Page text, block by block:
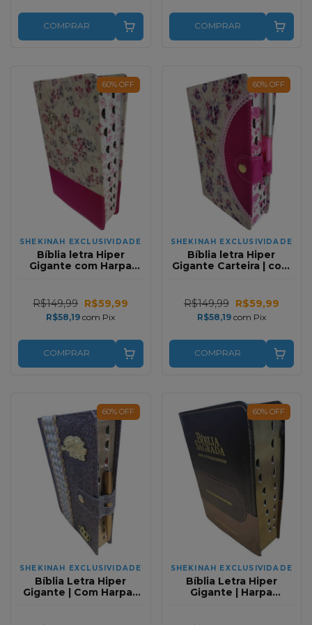
COMPRAR COMPRAR
60% OFF
SHEKINAH EXCLUSIVIDADE
Bíblia letra Hiper
Gigante com Harpa
R$149,99 R$59,99
R$58,19com Pix
COMPRAR
60% OFF
SHEKINAH EXCLUSIVIDADE
Bíblia letra Hiper
Gigante Carteira | com
R$149,99 R$59,99
R$58,19 com Pix
COMPRAR
60% OFF
SHEKINAH EXCLUSIVIDADE
Bíblia Letra Hiper
Gigante | Com Harpa |
60% OFF
SHEKINAH EXCLUSIVIDADE
Bíblia Letra Hiper
Gigante | Harpa